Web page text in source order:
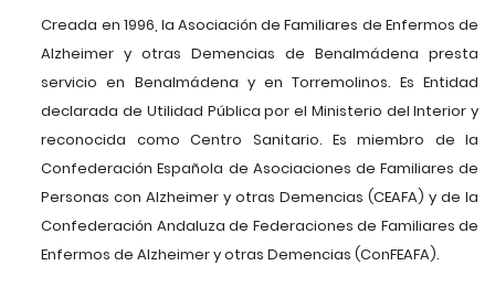
Creada en 1996, la Asociación de Familiares de Enfermos de
Alzheimer y otras Demencias de Benalmádena presta
servicio en Benalmádena y en Torremolinos. Es Entidad
declarada de Utilidad Pública por el Ministerio del Interior y
reconocida como Centro Sanitario. Es miembro de la
Confederación Española de Asociaciones de Familiares de
Personas con Alzheimer y otras Demencias (CEAFA) y de la
Confederación Andaluza de Federaciones de Familiares de
Enfermos de Alzheimer y otras Demencias (ConFEAFA).